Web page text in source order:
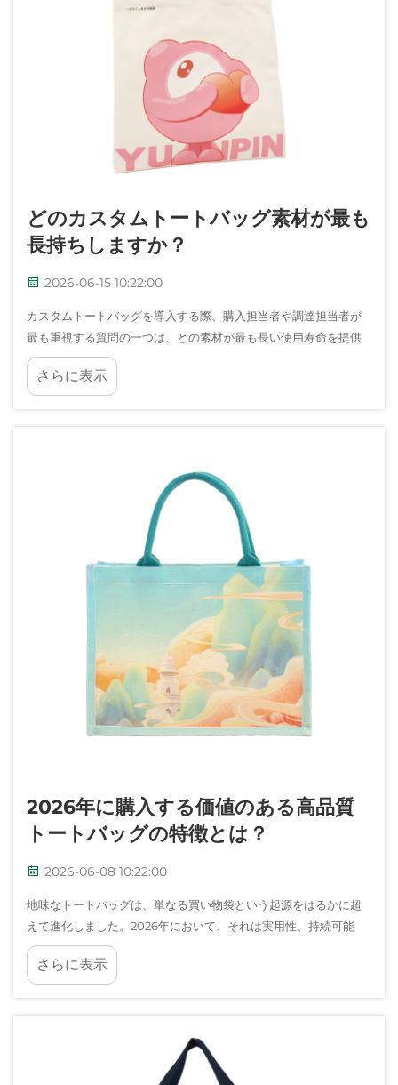
どのカスタムトートバッグ素材が最も
長持ちしますか？
2026-06-15 10:22:00
カスタムトートバッグを導入する際、購入担当者や調達担当者が
最も重視する質問の一つは、どの素材が最も長い使用寿命を提供
するかという点です。小売店のプロモーション用ブランドバッ
グ、企業向けギフト用バッグ、またはその他の用途でご注文にな
さらに表示
2026年に購入する価値のある高品質
トートバッグの特徴とは？
2026-06-08 10:22:00
地味なトートバッグは、単なる買い物袋という起源をはるかに超
えて進化しました。2026年において、それは実用性、持続可能
性、そして個人のスタイルが交差するユニークな存在となってお
り、購入判断はこれまで以上に多面的になっています。たとえば
さらに表示